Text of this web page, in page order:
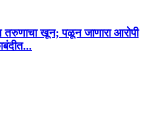
तरुणाचा खून; पळून जाणारा आरोपी